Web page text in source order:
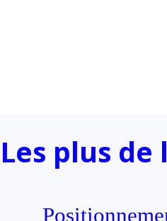
Les plus de